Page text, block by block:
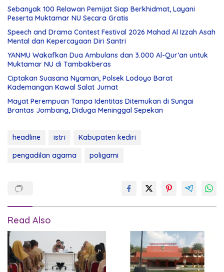
Sebanyak 100 Relawan Pemijat Siap Berkhidmat, Layani
Peserta Muktamar NU Secara Gratis
Speech and Drama Contest Festival 2026 Mahad Al Izzah Asah
Mental dan Kepercayaan Diri Santri
YANMU Wakafkan Dua Ambulans dan 3.000 Al-Qur’an untuk
Muktamar NU di Tambakberas
Ciptakan Suasana Nyaman, Polsek Lodoyo Barat
Kademangan Kawal Salat Jumat
Mayat Perempuan Tanpa Identitas Ditemukan di Sungai
Brantas Jombang, Diduga Meninggal Sepekan
headline istri
Kabupaten kediri
pengadilan agama
poligami
Read Also